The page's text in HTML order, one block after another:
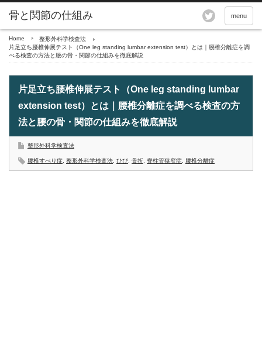
骨と関節の仕組み menu
Home
整形外科学検査法
片足立ち腰椎伸展テスト（One leg standing lumbar extension test）とは｜腰椎分離症を調
べる検査の方法と腰の骨・関節の仕組みを徹底解説
片足立ち腰椎伸展テスト（One leg standing lumbar
extension test）とは｜腰椎分離症を調べる検査の方
法と腰の骨・関節の仕組みを徹底解説
整形外科学検査法
腰椎すべり症 整形外科学検査法 ひび 骨折 脊柱管狭窄症 腰椎分離症